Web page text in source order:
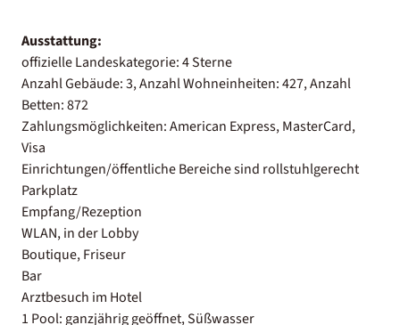
Ausstattung:
offizielle Landeskategorie: 4 Sterne
Anzahl Gebäude: 3, Anzahl Wohneinheiten: 427, Anzahl
Betten: 872
Zahlungsmöglichkeiten: American Express, MasterCard,
Visa
Einrichtungen/öffentliche Bereiche sind rollstuhlgerecht
Parkplatz
Empfang/Rezeption
WLAN, in der Lobby
Boutique, Friseur
Bar
Arztbesuch im Hotel
1 Pool: ganzjährig geöffnet, Süßwasser